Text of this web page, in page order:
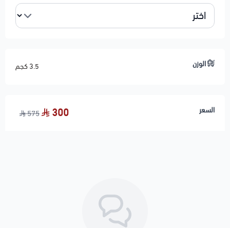
الوزن 3.5 كجم
السعر 300
575